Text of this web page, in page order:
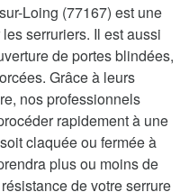
Loing (77167) est une
serruriers. Il est aussi
de portes blindées,
Grâce à leurs
nos professionnels
rapidement à une
claquée ou fermée à
plus ou moins de
de votre serrure